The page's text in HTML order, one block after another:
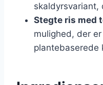
skaldyrsvariant,
Stegte ris med
mulighed, der
plantebaserede